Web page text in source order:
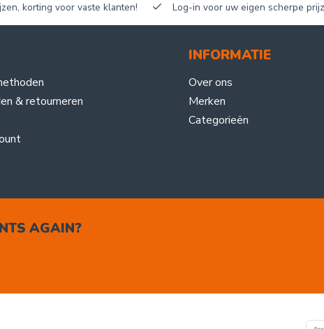
korting voor vaste klanten! Log-in voor uw eigen scherpe
& retourneren
INFORMATIE
Over ons
Merken
Categorieën
AGAIN?